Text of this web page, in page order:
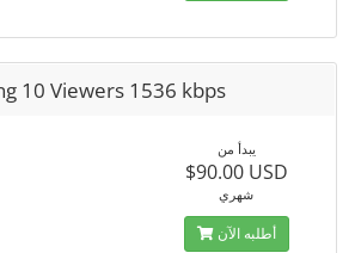
10 Viewers 1536 kbps
يبدأ من
$90.00 USD
شهري
أطلبه الآن